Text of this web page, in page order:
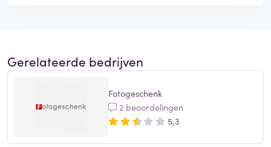
Gerelateerde bedrijven
Fotogeschenk
2 beoordelingen
5,3